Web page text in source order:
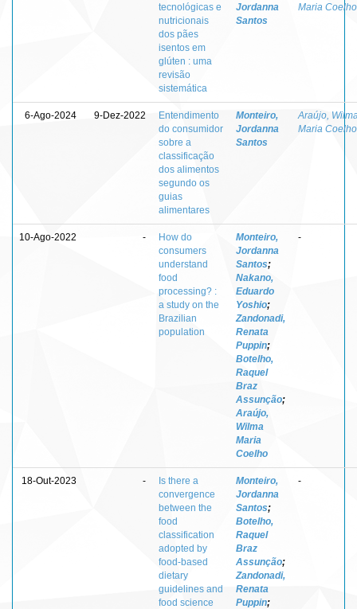
tecnológicas e
nutricionais
dos pães
isentos em
glúten : uma
revisão
sistemática
Jordanna
Santos
Maria Coelho
6-Ago-2024 9-Dez-2022
Entendimento
do consumidor
sobre a
classificação
dos alimentos
segundo os
guias
alimentares
Monteiro,
Jordanna
Santos
Araújo,
Maria Coelho
10-Ago-2022 -
How do
consumers
understand
food
processing? :
a study on the
Brazilian
population
Monteiro,
Jordanna
Santos;
Nakano,
Eduardo
Yoshio;
Zandonadi,
Renata
Puppin;
Botelho,
Raquel
Braz
Assunção;
Araújo,
Wilma
Maria
Coelho
-
18-Out-2023 -
Is there a
convergence
between the
food
classification
adopted by
food-based
dietary
guidelines and
food science
Monteiro,
Jordanna
Santos;
Botelho,
Raquel
Braz
Assunção;
Zandonadi,
Renata
Puppin;
-